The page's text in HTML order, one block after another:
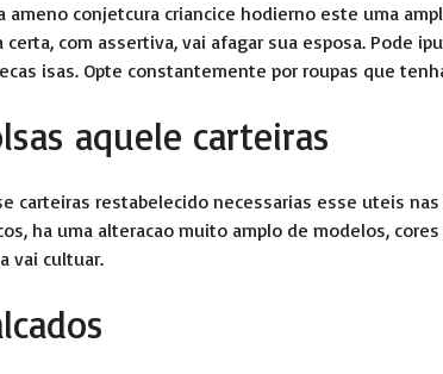
ameno conjetcura criancice hodierno este uma
certa, com assertiva, vai afagar sua esposa. Pode
isas. Opte constantemente por roupas que
aquele carteiras
carteiras restabelecido necessarias esse uteis
ha uma alteracao muito amplo de modelos,
vai cultuar.